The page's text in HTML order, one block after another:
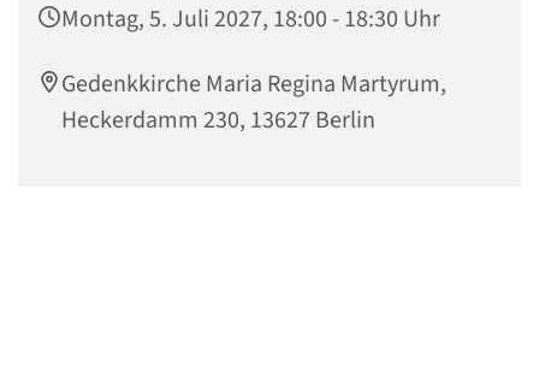
Montag, 5. Juli 2027, 18:00 - 18:30 Uhr
Gedenkkirche Maria Regina Martyrum,
Heckerdamm 230, 13627 Berlin